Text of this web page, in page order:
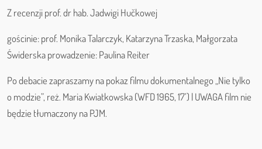
Z recenzji prof. dr hab. Jadwigi Hučkowej
gościnie: prof. Monika Talarczyk, Katarzyna Trzaska, Małgorzata
Świderska prowadzenie: Paulina Reiter
Po debacie zapraszamy na pokaz filmu dokumentalnego „Nie tylko
o modzie”, reż. Maria Kwiatkowska (WFD 1965, 17’) | UWAGA film nie
będzie tłumaczony na PJM.